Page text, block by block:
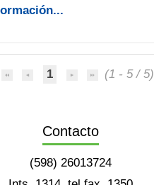
1 (1 - 5 / 5)
Contacto
(598) 26013724